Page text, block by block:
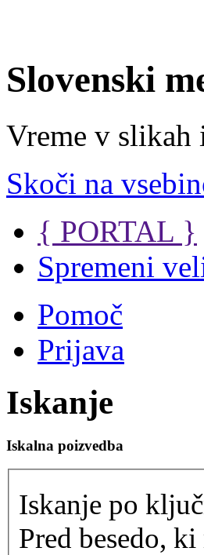
Slovenski
Vreme v slikah
Skoči na
{ PORTAL }
Spremeni
Pomoč
Prijava
Iskanje
Iskalna poizvedba
Iskanje po
Pred besedo,